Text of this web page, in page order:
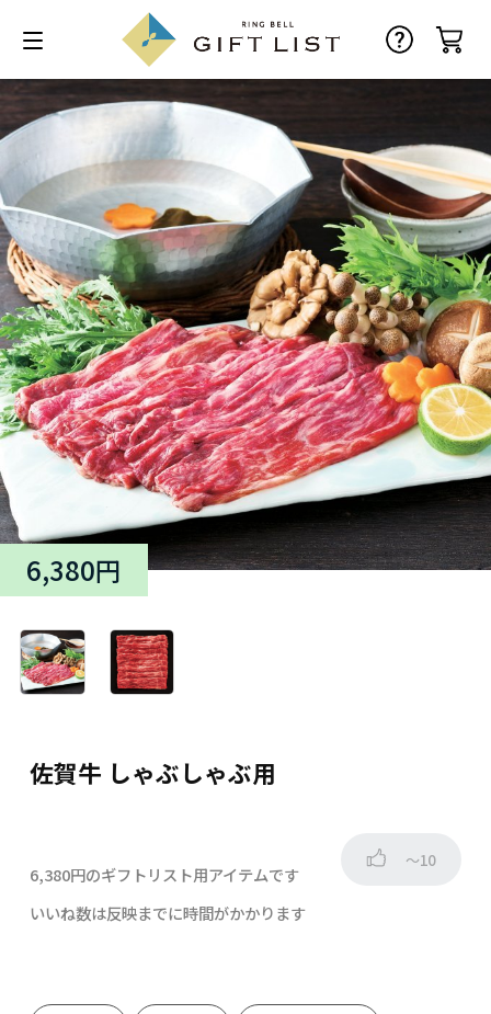
佐賀牛 しゃぶしゃぶ用
6,380円
6,380円のギフトリスト用アイテムです
～10
いいね数は反映までに時間がかかります